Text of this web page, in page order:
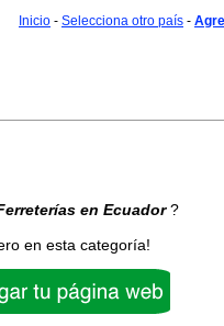
Inicio - Selecciona otro país -
en Ecuador?
en esta categoría!